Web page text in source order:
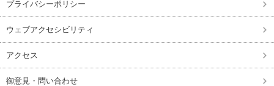
プライバシーポリシー
ウェブアクセシビリティ
アクセス
御意見・問い合わせ